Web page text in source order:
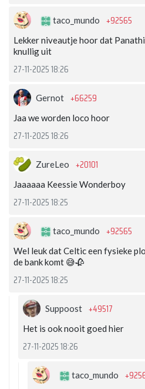
taco_mundo +92565
Lekker niveautje hoor dat
knullig uit
27-11-2025 18:26
Gernot +66259
Jaa we worden loco hoor
27-11-2025 18:26
ZureLeo +20101
Jaaaaaa Keessie Wonderboy
27-11-2025 18:25
taco_mundo +92565
Wel leuk dat Celtic een fysieke
de bank komt 😅🥀
27-11-2025 18:25
Suppoost +49517
Het is ook nooit goed hier
27-11-2025 18:26
taco_mundo